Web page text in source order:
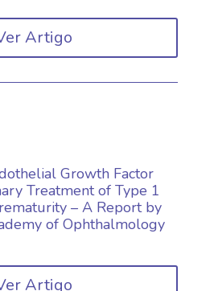
Artigo
Growth Factor
Treatment of Type 1
– A Report by
of Ophthalmology
Artigo